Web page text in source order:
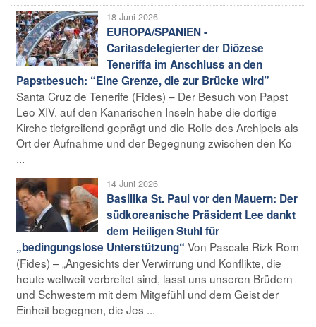
18 Juni 2026
EUROPA/SPANIEN -
Caritasdelegierter der Diözese
Teneriffa im Anschluss an den
Papstbesuch: “Eine Grenze, die zur Brücke wird”
Santa Cruz de Tenerife (Fides) – Der Besuch von Papst
Leo XIV. auf den Kanarischen Inseln habe die dortige
Kirche tiefgreifend geprägt und die Rolle des Archipels als
Ort der Aufnahme und der Begegnung zwischen den Ko
...
14 Juni 2026
Basilika St. Paul vor den Mauern: Der
südkoreanische Präsident Lee dankt
dem Heiligen Stuhl für
„bedingungslose Unterstützung“ Von Pascale Rizk Rom
(Fides) – „Angesichts der Verwirrung und Konflikte, die
heute weltweit verbreitet sind, lasst uns unseren Brüdern
und Schwestern mit dem Mitgefühl und dem Geist der
Einheit begegnen, die Jes ...